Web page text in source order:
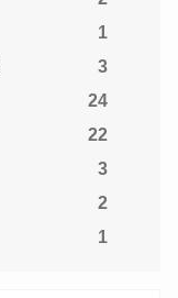
1
3
24
22
3
2
1